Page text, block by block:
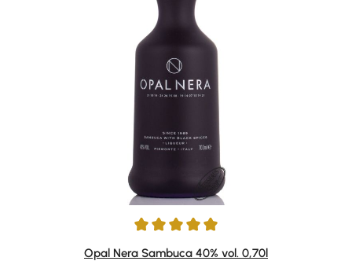
Durchschnittliche Bewertung von 5 von 5 Sternen
Opal Nera Sambuca 40% vol. 0,70l